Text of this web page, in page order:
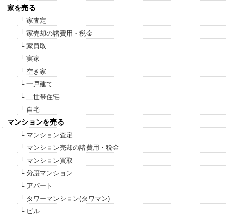
家を売る
└ 家査定
└ 家売却の諸費用・税金
└ 家買取
└ 実家
└ 空き家
└ 一戸建て
└ 二世帯住宅
└ 自宅
マンションを売る
└ マンション査定
└ マンション売却の諸費用・税金
└ マンション買取
└ 分譲マンション
└ アパート
└ タワーマンション(タワマン)
└ ビル